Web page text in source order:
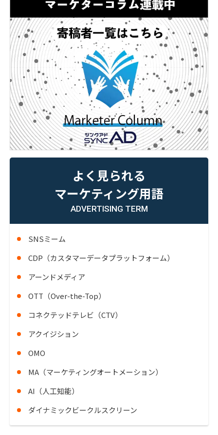
よく見られる
マーケティング用語
ADVERTISING TERM
SNSミーム
CDP（カスタマーデータプラットフォーム）
アーンドメディア
OTT（Over-the-Top）
コネクテッドテレビ（CTV）
アクイジション
OMO
MA（マーケティングオートメーション）
AI（人工知能）
ダイナミックビークルスクリーン